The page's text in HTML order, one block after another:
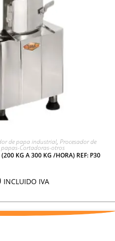
COTIZACIÓN
de papa industrial, Procesador de
Cortadoras-otros
KG A 300 KG /HORA) REF: P30
INCLUIDO IVA